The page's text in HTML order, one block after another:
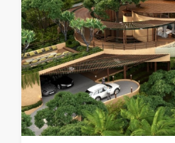
17
ส.ค.
อังคาร
18
ส.ค.